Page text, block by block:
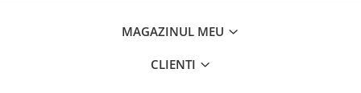
MAGAZINUL MEU
CLIENTI